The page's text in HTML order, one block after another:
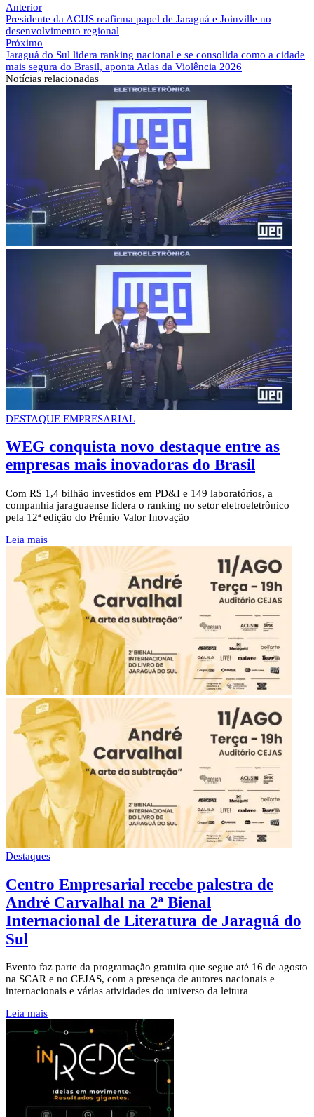
Anterior
Presidente da ACIJS reafirma papel de Jaraguá e Joinville no
desenvolvimento regional
Próximo
Jaraguá do Sul lidera ranking nacional e se consolida como a cidade
mais segura do Brasil, aponta Atlas da Violência 2026
Notícias relacionadas
DESTAQUE EMPRESARIAL
WEG conquista novo destaque entre as
empresas mais inovadoras do Brasil
Com R$ 1,4 bilhão investidos em PD&I e 149 laboratórios, a
companhia jaraguaense lidera o ranking no setor eletroeletrônico
pela 12ª edição do Prêmio Valor Inovação
Leia mais
Destaques
Centro Empresarial recebe palestra de
André Carvalhal na 2ª Bienal
Internacional de Literatura de Jaraguá do
Sul
Evento faz parte da programação gratuita que segue até 16 de agosto
na SCAR e no CEJAS, com a presença de autores nacionais e
internacionais e várias atividades do universo da leitura
Leia mais